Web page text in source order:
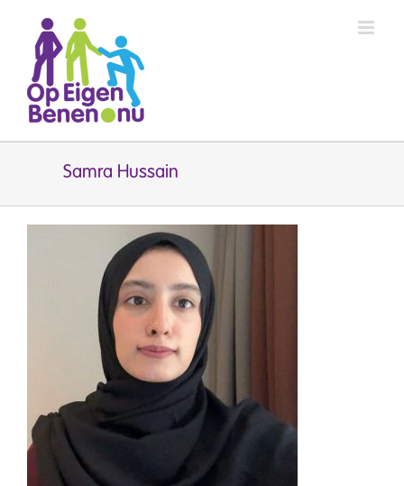
inhoud
Samra Hussain